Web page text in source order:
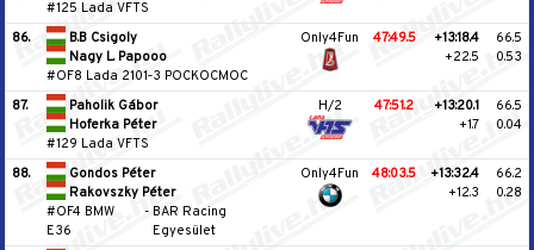
#125 Lada VFTS
86.
B.B Csigoly
Nagy L. Papooo
#OF8 Lada 2101‐3 POCKOCMOC
Only4Fun 47:49.5
+13:18.4
+22.5
66.5
0.53
87.
Paholik Gábor
Hoferka Péter
#129 Lada VFTS
H/2 47:51.2
+13:20.1
+1.7
66.5
0.04
88.
Gondos Péter
Rakovszky Péter
#OF4 BMW
E36
- BAR Racing
Egyesület
Only4Fun 48:03.5
+13:32.4
+12.3
66.2
0.28